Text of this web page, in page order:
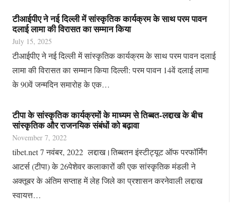
टीआईपीए ने नई दिल्ली में सांस्कृतिक कार्यक्रम के साथ परम पावन
दलाई लामा की विरासत का सम्मान किया
July 15, 2025
टीआईपीए ने नई दिल्ली में सांस्कृतिक कार्यक्रम के साथ परम पावन दलाई
लामा की विरासत का सम्मान किया दिल्ली: परम पावन 14वें दलाई लामा
के 90वें जन्मदिन समारोह के एक…
टीपा के सांस्कृतिक कार्यक्रमों के माध्‍यम से तिब्बत-लद्दाख के बीच
सांस्कृतिक और राजनयिक संबंधों को बढ़ावा
November 7, 2022
tibet.net 7 नवंबर, 2022 लद्दाख।तिब्बतन इंस्टीट्यूट ऑफ परफॉर्मिंग
आटर्स (टीपा) के 26पेशेवर कलाकारों की एक सांस्कृतिक मंडली ने
अक्तूबर के अंतिम सप्ताह में लेह जिले का प्रशासन करनेवाली लद्दाख
स्वायत्त…